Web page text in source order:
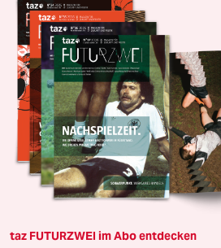
taz FUTURZWEI im Abo entdecken